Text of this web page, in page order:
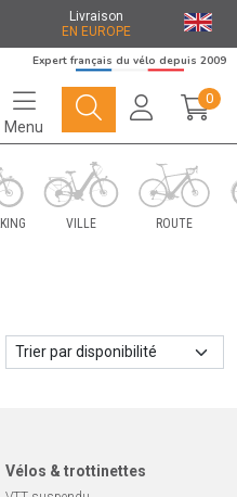
Livraison
EN EUROPE
de vélo
Expert français du vélo depuis 2009
Menu
0
VILLE ROUTE
Vélos & trottinettes